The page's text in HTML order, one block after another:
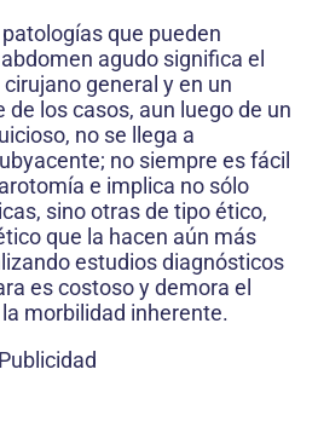
que pueden
agudo significa el
general y en un
los casos, aun luego de un
no se llega a
no siempre es fácil
e implica no sólo
sino otras de tipo ético,
que la hacen aún más
estudios diagnósticos
es costoso y demora el
morbilidad inherente.
Publicidad